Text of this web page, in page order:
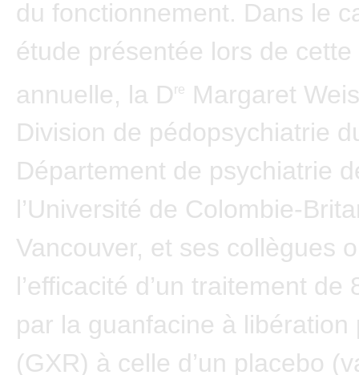
du fonctionnement. Dans le
étude présentée lors de
annuelle, la Dre
Margaret
Division de pédopsychiatrie
Département de psychiatrie
l’Université de Colombie-
Vancouver, et ses collègues
l’efficacité d’un traitement de
par la guanfacine à libération
(GXR) à celle d’un placebo